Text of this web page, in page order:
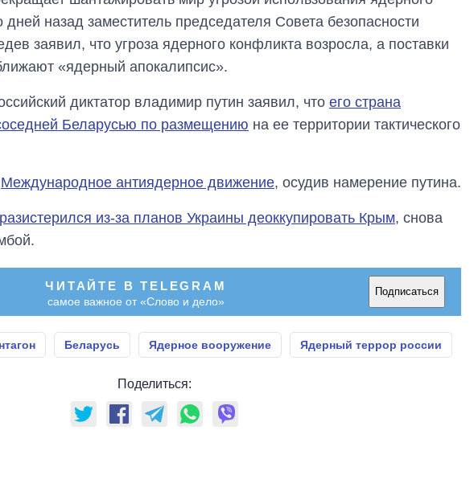
дней назад заместитель председателя Совета безопасности
заявил, что угроза ядерного конфликта возросла, а поставки
«ядерный апокалипсис».
диктатор владимир путин заявил, что его страна
Беларусью по размещению на ее территории тактического
Международное антиядерное движение, осудив намерение путина.
из-за планов Украины деоккупировать Крым, снова
ЧИТАЙТЕ В TELEGRAM
самое важное от «Слово и дело»
Подписаться
Беларусь Ядерное вооружение Ядерный террор россии
Поделиться:
область стали
главной целью рф